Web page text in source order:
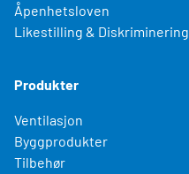
Åpenhetsloven
Likestilling & Diskriminering
Produkter
Ventilasjon
Byggprodukter
Tilbehør